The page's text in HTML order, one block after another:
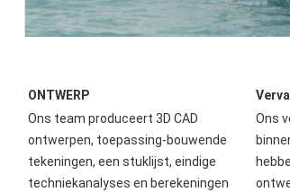
ONTWERP
Ons team produceert 3D CAD
ontwerpen, toepassing-bouwende
tekeningen, een stuklijst, eindige
techniekanalyses en berekeningen
Ons